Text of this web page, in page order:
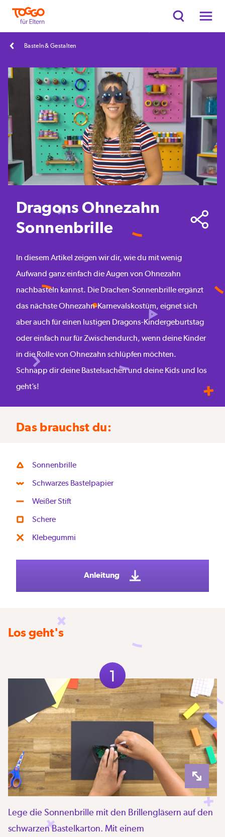
Basteln & Gestalten
Dragons Ohnezahn
Sonnenbrille
In diesem Artikel zeigen wir dir, wie du mit wenig
Aufwand ganz einfach die Augen von Ohnezahn
nachbasteln kannst. Die Drachen-Sonnenbrille ergänzt
das nächste Ohnezahn-Karnevalskostüm, eignet sich
aber auch für einen lustigen Dragons-Kindergeburtstag
oder einfach nur für Zwischendurch, wenn deine Kinder
in die Rolle von Ohnezahn schlüpfen möchten.
Schnapp dir deine Bastelsachen und deine Kids und los
geht’s!
Das brauchst du:
Sonnenbrille
Schwarzes Bastelpapier
Weißer Stift
Schere
Klebegummi
Anleitung
Los geht's
1
Lege die Sonnenbrille mit den Brillengläsern auf den
schwarzen Bastelkarton. Mit einem